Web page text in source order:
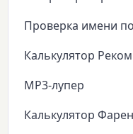
Проверка имени
Калькулятор
MP3-лупер
Калькулятор